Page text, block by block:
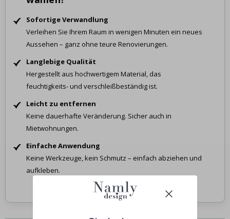
Sofortige Verwandlung
Verleihen Sie Ihrem Raum in wenigen Minuten ein neues
Aussehen – ganz ohne teure Renovierungen.
Langlebige Qualität
Hergestellt aus hochwertigem Material, das
feuchtigkeits- und verschleißbeständig ist.
Leicht zu entfernen
Keine dauerhafte Veränderung. Sicher auch in
Mietwohnungen.
Einfache Anwendung
Keine Werkzeuge, kein Schmutz – einfach abziehen und
aufkleben.